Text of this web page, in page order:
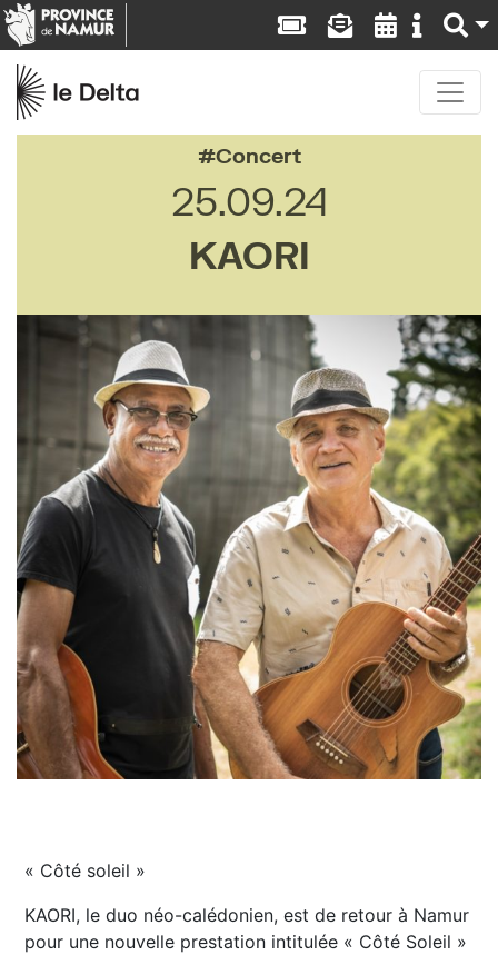
Concert
25.09.24
KAORI
« Côté soleil »
KAORI, le duo néo-calédonien, est de retour à Namur
pour une nouvelle prestation intitulée « Côté Soleil »